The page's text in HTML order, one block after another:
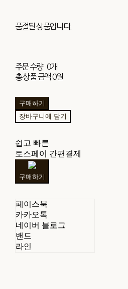
품절된 상품입니다.
주문 수량 0개
총 상품 금액0원
구매하기
장바구니에 담기
쉽고 빠른
토스페이 간편결제
구매하기
페이스북
카카오톡
네이버 블로그
밴드
라인